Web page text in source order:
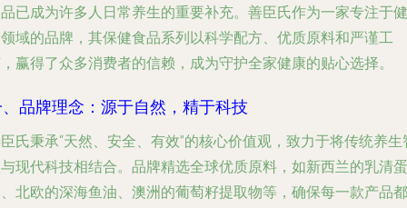
已成为许多人日常养生的重要补充。善臣氏作为一家专注于健
域的品牌，其保健食品系列以科学配方、优质原料和严谨工
赢得了众多消费者的信赖，成为守护全家健康的贴心选择。
品牌理念：源于自然，精于科技
氏秉承“天然、安全、有效”的核心价值观，致力于将传统养生
现代科技相结合。品牌精选全球优质原料，如新西兰的乳清蛋
北欧的深海鱼油、澳洲的葡萄籽提取物等，确保每一款产品都